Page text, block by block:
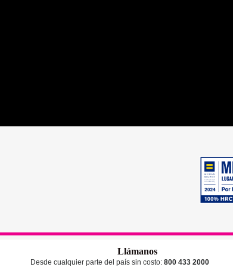
Llámanos
Desde cualquier parte del país sin costo: 800 433 2000